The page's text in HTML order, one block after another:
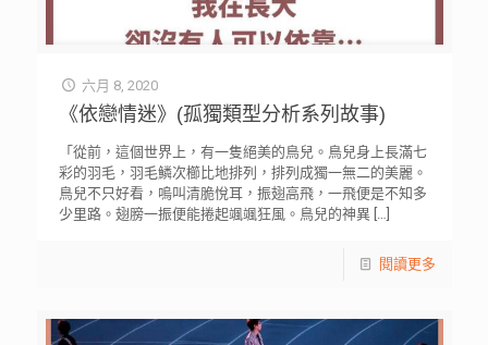
六月 8, 2020
《依戀情迷》(孤獨類型分析系列故事)
「從前，這個世界上，有一隻絕美的鳥兒。鳥兒身上長滿七
彩的羽毛，羽毛鱗次櫛比地排列，排列成獨一無二的美麗。
鳥兒不只好看，嗚叫清脆悅耳，振翅高飛，一飛便是不知多
少里路。翅膀一振便能捲起颯颯狂風。鳥兒的神異[…]
閱讀更多